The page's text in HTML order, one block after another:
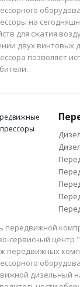
на
для сжатия
двух винтовых
позволяет
передвижной
сервисный центр
передвижных
дизельный